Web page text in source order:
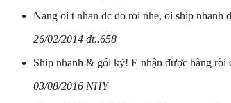
Nang oi t nhan dc do roi nhe, oi ship nhanh
26/02/2014 dt..658
Ship nhanh & gói kỹ! E nhận được hàng
03/08/2016 NHY